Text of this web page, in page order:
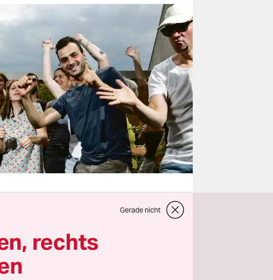
völlig
zu tanzen bis in den
I will survive. Hier
Gerade nicht
rechts